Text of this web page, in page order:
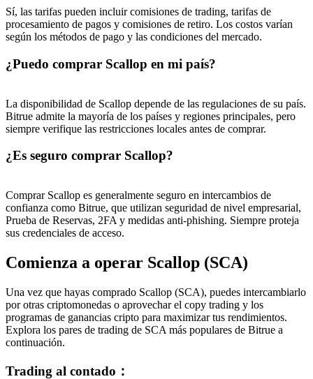
Sí, las tarifas pueden incluir comisiones de trading, tarifas de
procesamiento de pagos y comisiones de retiro. Los costos varían
según los métodos de pago y las condiciones del mercado.
¿Puedo comprar Scallop en mi país?
La disponibilidad de Scallop depende de las regulaciones de su país.
Bitrue admite la mayoría de los países y regiones principales, pero
siempre verifique las restricciones locales antes de comprar.
¿Es seguro comprar Scallop?
Comprar Scallop es generalmente seguro en intercambios de
confianza como Bitrue, que utilizan seguridad de nivel empresarial,
Prueba de Reservas, 2FA y medidas anti-phishing. Siempre proteja
sus credenciales de acceso.
Comienza a operar Scallop (SCA)
Una vez que hayas comprado Scallop (SCA), puedes intercambiarlo
por otras criptomonedas o aprovechar el copy trading y los
programas de ganancias cripto para maximizar tus rendimientos.
Explora los pares de trading de SCA más populares de Bitrue a
continuación.
Trading al contado ：